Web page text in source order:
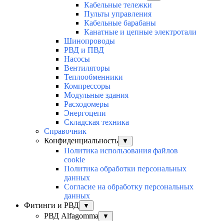
Кабельные тележки
Пульты управления
Кабельные барабаны
Канатные и цепные электротали
Шинопроводы
РВД и ПВД
Насосы
Вентиляторы
Теплообменники
Компрессоры
Модульные здания
Расходомеры
Энергоцепи
Складская техника
Справочник
Конфиденциальность
▼
Политика использования файлов
cookie
Политика обработки персональных
данных
Согласие на обработку персональных
данных
Фитинги и РВД
▼
РВД Alfagomma ▼